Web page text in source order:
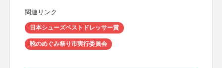
関連リンク
日本シューズベストドレッサー賞
靴のめぐみ祭り市実行委員会